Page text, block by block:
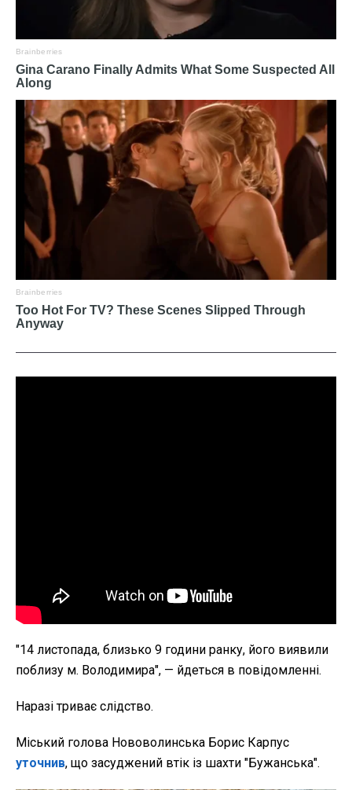
"14 листопада, близько 9 години ранку, його виявили
поблизу м. Володимира", — йдеться в повідомленні.
Наразі триває слідство.
Міський голова Нововолинська Борис Карпус
уточнив, що засуджений втік із шахти "Бужанська".